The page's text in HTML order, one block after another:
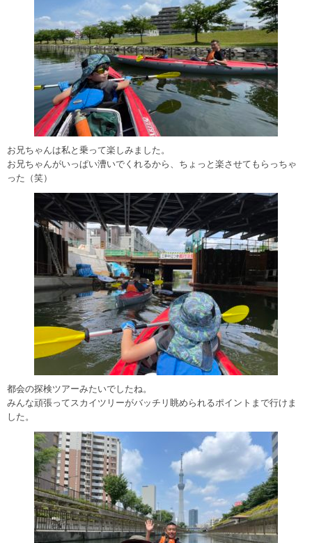
お兄ちゃんは私と乗って楽しみました。
お兄ちゃんがいっぱい漕いでくれるから、ちょっと楽させてもらっちゃ
った（笑）
都会の探検ツアーみたいでしたね。
みんな頑張ってスカイツリーがバッチリ眺められるポイントまで行けま
した。